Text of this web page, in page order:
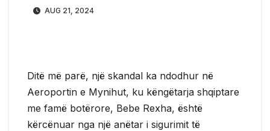
AUG 21, 2024
Ditë më parë, një skandal ka ndodhur në
Aeroportin e Mynihut, ku këngëtarja shqiptare
me famë botërore, Bebe Rexha, është
kërcënuar nga një anëtar i sigurimit të